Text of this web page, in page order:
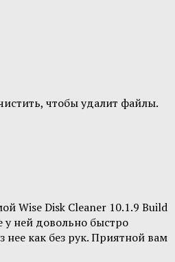
чтобы удалит файлы.
Wise Disk Cleaner 10.1.9 Build
у ней довольно быстро
как без рук. Приятной вам